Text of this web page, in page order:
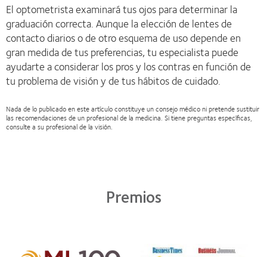
El optometrista examinará tus ojos para determinar la
graduación correcta. Aunque la elección de lentes de
contacto diarios o de otro esquema de uso depende en
gran medida de tus preferencias, tu especialista puede
ayudarte a considerar los pros y los contras en función de
tu problema de visión y de tus hábitos de cuidado.
Nada de lo publicado en este artículo constituye un consejo médico ni pretende sustituir
las recomendaciones de un profesional de la medicina. Si tiene preguntas específicas,
consulte a su profesional de la visión.
Premios